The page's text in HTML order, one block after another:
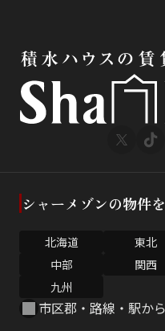
シャーメゾンの物件
北海道 東北
中部
関西
九州
市区郡・路線・駅か